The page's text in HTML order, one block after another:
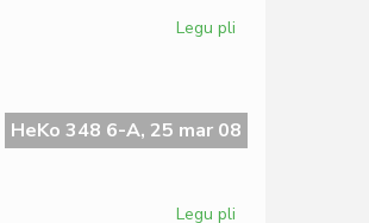
Legu pli
EVA
HeKo 348 6-A, 25 mar 08
Legu pli